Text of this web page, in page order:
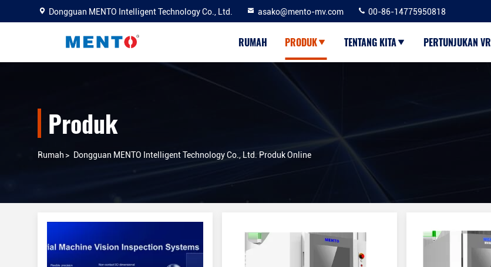
Dongguan MENTO Intelligent Technology Co., Ltd. asako@mento-mv.com 00-86-14775950818
RUMAH PRODUK TENTANG KITA PERTUNJUKAN VR
Produk
Rumah > Dongguan MENTO Intelligent Technology Co., Ltd. Produk Online